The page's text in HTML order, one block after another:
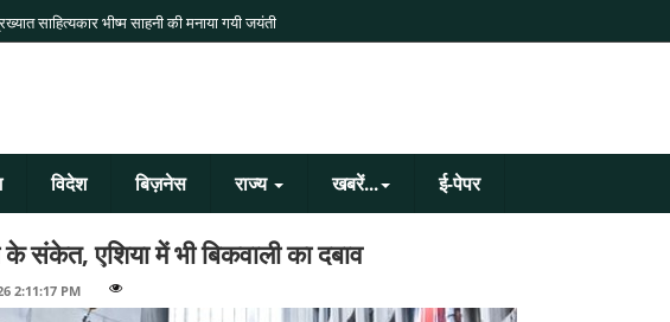
साहित्यकार भीष्म साहनी की मनाया गयी जयंती
विदेश बिज़नेस राज्य खबरें... ई-पेपर
संकेत, एशिया में भी बिकवाली का दबाव
2:11:17 PM